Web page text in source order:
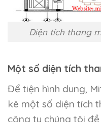
Diện tích thang
Một số diện tích
Để tiện hình dung,
kê một số diện tích
công ty chúng tôi đề